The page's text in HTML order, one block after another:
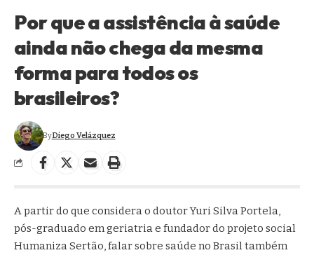
Por que a assistência à saúde
ainda não chega da mesma
forma para todos os
brasileiros?
ByDiego Velázquez
A partir do que considera o doutor Yuri Silva Portela,
pós-graduado em geriatria e fundador do projeto social
Humaniza Sertão, falar sobre saúde no Brasil também